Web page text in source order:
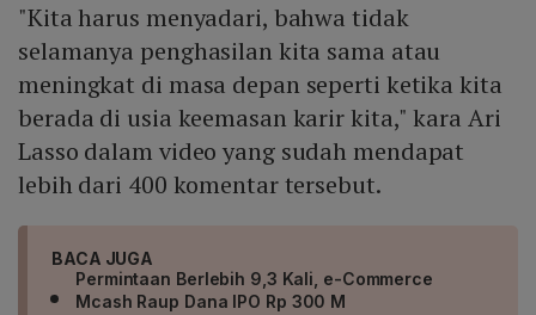
"Kita harus menyadari, bahwa tidak
selamanya penghasilan kita sama atau
meningkat di masa depan seperti ketika kita
berada di usia keemasan karir kita," kara Ari
Lasso dalam video yang sudah mendapat
lebih dari 400 komentar tersebut.
BACA JUGA
Permintaan Berlebih 9,3 Kali, e-Commerce
Mcash Raup Dana IPO Rp 300 M